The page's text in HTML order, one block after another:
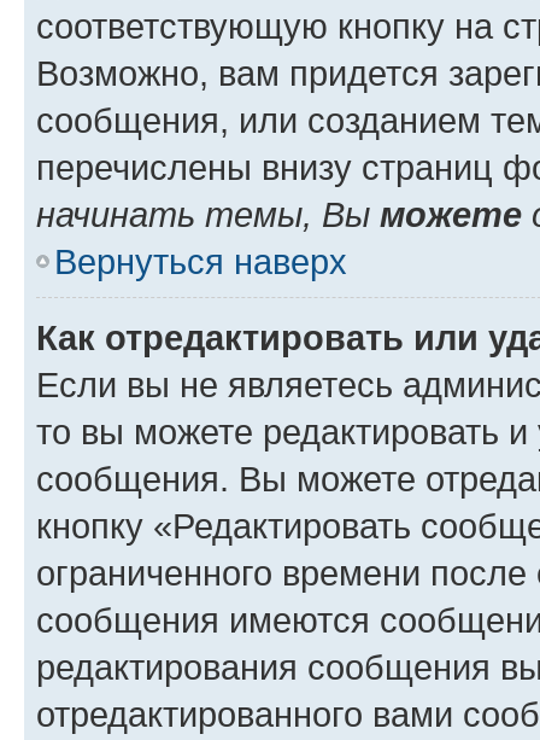
соответствующую кнопку на
Возможно, вам придется
сообщения, или созданием
перечислены внизу страниц
начинать темы, Вы можете
Вернуться наверх
Как отредактировать или
Если вы не являетесь
то вы можете редактировать
сообщения. Вы можете
кнопку «Редактировать
ограниченного времени
сообщения имеются
редактирования сообщения
отредактированного вами